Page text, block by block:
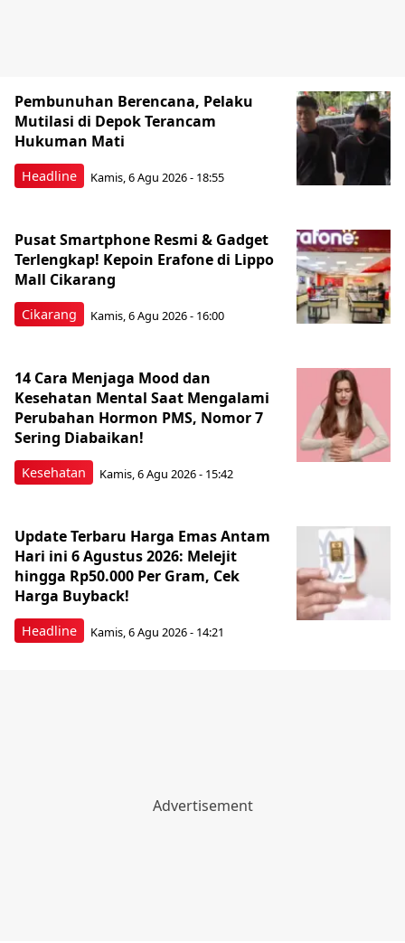
Headline
Pembunuhan Berencana, Pelaku
Mutilasi di Depok Terancam
Hukuman Mati
Kamis, 6 Agu 2026 - 18:55
Cikarang
Pusat Smartphone Resmi & Gadget
Terlengkap! Kepoin Erafone di Lippo
Mall Cikarang
Kamis, 6 Agu 2026 - 16:00
Kesehatan
14 Cara Menjaga Mood dan
Kesehatan Mental Saat Mengalami
Perubahan Hormon PMS, Nomor 7
Sering Diabaikan!
Kamis, 6 Agu 2026 - 15:42
Headline
Update Terbaru Harga Emas Antam
Hari ini 6 Agustus 2026: Melejit
hingga Rp50.000 Per Gram, Cek
Harga Buyback!
Kamis, 6 Agu 2026 - 14:21